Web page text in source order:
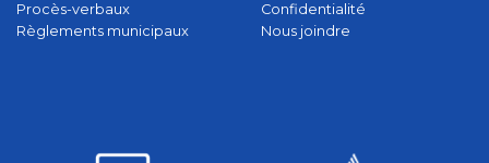
Procès-verbaux
Règlements municipaux
Confidentialité
Nous joindre